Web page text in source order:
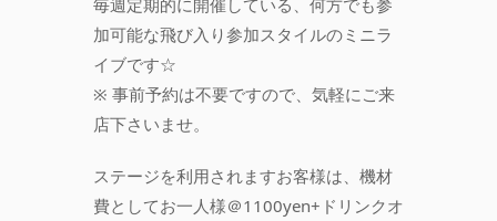
毎週定期的に開催している、何方でも参
加可能な飛び入り参加スタイルのミニラ
イブです☆
※ 事前予約は不要ですので、気軽にご来
店下さいませ。
ステージを利用されますお客様は、機材
費としてお一人様＠1100yen+ドリンクオ